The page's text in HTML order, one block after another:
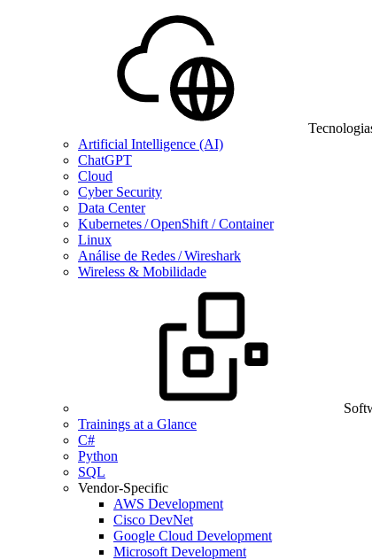
Artificial Intelligence (AI)
ChatGPT
Cloud
Cyber Security
Data Center
Kubernetes / OpenShift / Container
Linux
Análise de Redes / Wireshark
Wireless & Mobilidade
Trainings at a Glance
C#
Python
SQL
Vendor-Specific
AWS Development
Cisco DevNet
Google Cloud Development
Microsoft Development